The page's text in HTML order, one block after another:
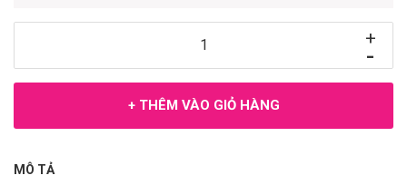
-
+
+ THÊM VÀO GIỎ HÀNG
MÔ TẢ